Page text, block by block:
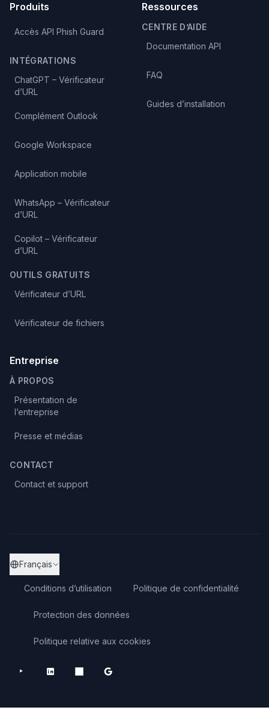
Produits
Accès API Phish Guard
INTÉGRATIONS
ChatGPT – Vérificateur
d’URL
Complément Outlook
Google Workspace
Application mobile
WhatsApp – Vérificateur
d’URL
Copilot – Vérificateur
d’URL
OUTILS GRATUITS
Vérificateur d’URL
Vérificateur de fichiers
Ressources
CENTRE D’AIDE
Documentation API
FAQ
Guides d’installation
Entreprise
À PROPOS
Présentation de
l’entreprise
Presse et médias
CONTACT
Contact et support
Français
Conditions d’utilisation Politique de confidentialité
Protection des données
Politique relative aux cookies